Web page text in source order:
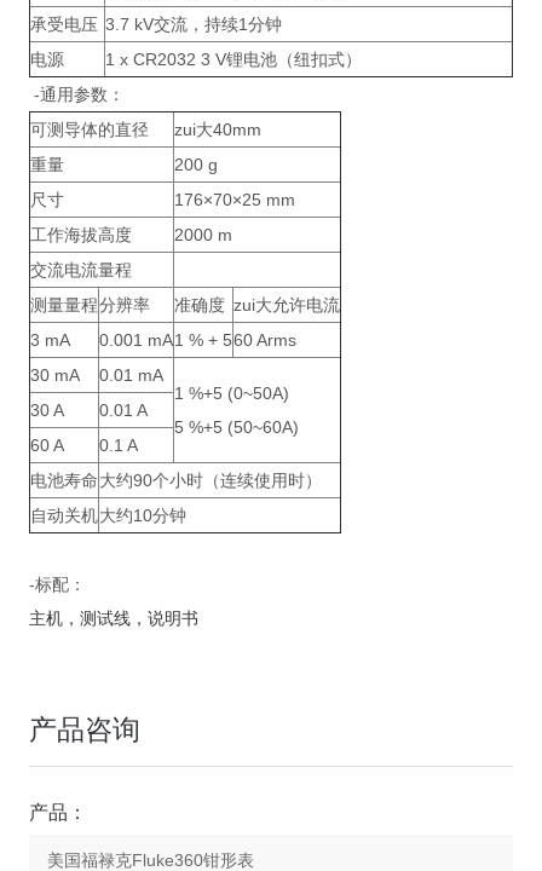
承受电压 3.7 kV交流，持续1分钟
电源
1 x CR2032 3 V锂电池（纽扣式）
-通用参数：
可测导体的直径
zui大40mm
重量
200 g
尺寸
176×70×25 mm
工作海拔高度
2000 m
交流电流量程
测量量程分辨率 准确度 zui大允许电流
3 mA
0.001 mA1 % + 560 Arms
30 mA
0.01 mA
1 %+5 (0~50A)
5 %+5 (50~60A)
30 A
0.01 A
60 A
0.1 A
电池寿命大约90个小时（连续使用时）
自动关机大约10分钟
-标配：
主机，测试线，说明书
产品咨询
产品：